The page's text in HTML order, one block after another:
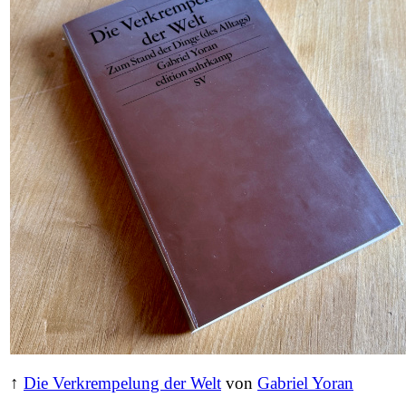
↑ Die Verkrempelung der Welt von Gabriel Yoran